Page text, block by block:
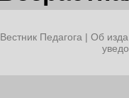
Вестник Педагога | Об